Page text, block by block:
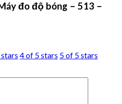
đo độ bóng – 513 –
4 of 5 stars 5 of 5 stars